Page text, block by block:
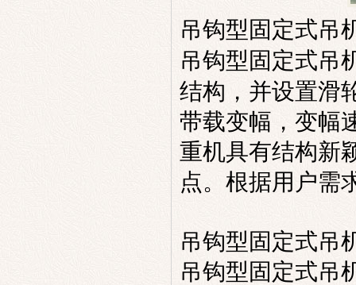
吊钩型固定式吊
吊钩型固定式吊
结构，并设置滑
带载变幅，变幅
重机具有结构新
点。根据用户需
吊钩型固定式吊
吊钩型固定式吊